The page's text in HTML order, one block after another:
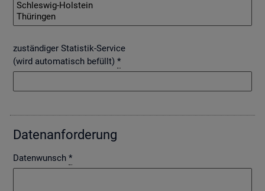
zuständiger Statistik-Service
(wird automatisch befüllt) *
Da­ten­an­for­de­rung
Datenwunsch *